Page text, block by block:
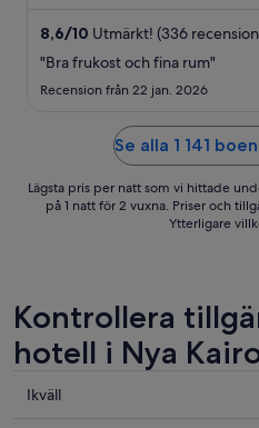
8,6/10 Utmärkt! (336
"Bra frukost och fina rum"
Recension från 22 jan. 2026
Se alla 1 141
Lägsta pris per natt som vi hittade
på 1 natt för 2 vuxna. Priser och
Ytterligare
Kontrollera
hotell i Nya
Kolla
Ikväll